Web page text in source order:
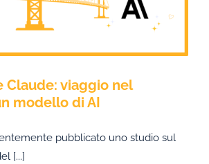
Claude: viaggio nel
modello di AI
pubblicato uno studio sul
[...]